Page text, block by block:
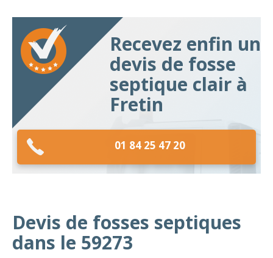
Recevez enfin un
devis de fosse
septique clair à
Fretin
01 84 25 47 20
Devis de fosses septiques
dans le 59273